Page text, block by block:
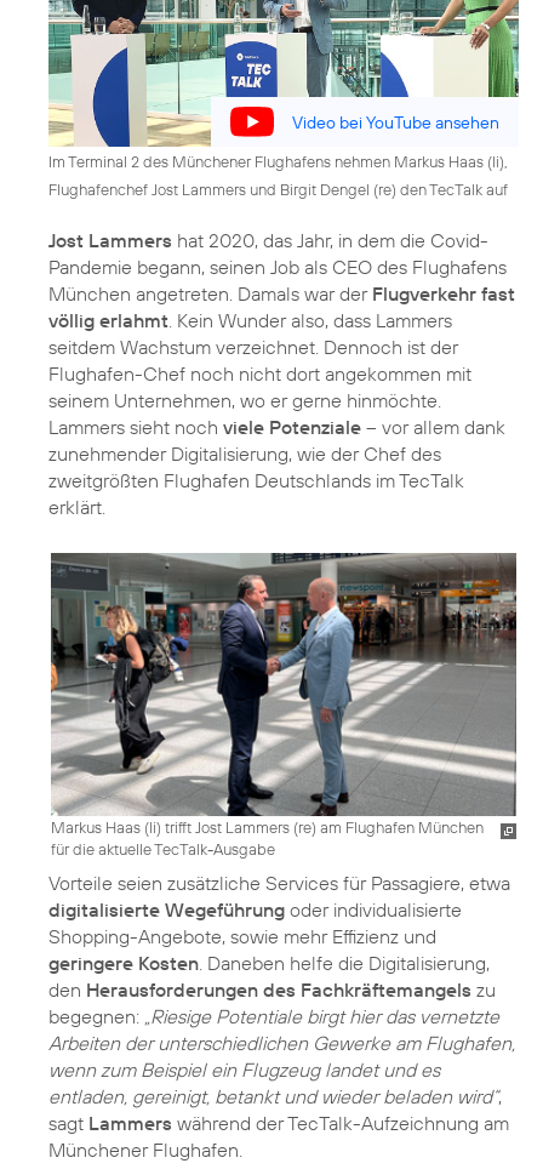
Video bei YouTube ansehen
Im Terminal 2 des Münchener Flughafens nehmen Markus Haas (li),
Flughafenchef Jost Lammers und Birgit Dengel (re) den TecTalk auf
Jost Lammers hat 2020, das Jahr, in dem die Covid-
Pandemie begann, seinen Job als CEO des Flughafens
München angetreten. Damals war der Flugverkehr fast
völlig erlahmt. Kein Wunder also, dass Lammers
seitdem Wachstum verzeichnet. Dennoch ist der
Flughafen-Chef noch nicht dort angekommen mit
seinem Unternehmen, wo er gerne hinmöchte.
Lammers sieht noch viele Potenziale – vor allem dank
zunehmender Digitalisierung, wie der Chef des
zweitgrößten Flughafen Deutschlands im TecTalk
erklärt.
Markus Haas (li) trifft Jost Lammers (re) am Flughafen München
für die aktuelle TecTalk-Ausgabe
Vorteile seien zusätzliche Services für Passagiere, etwa
digitalisierte Wegeführung oder individualisierte
Shopping-Angebote, sowie mehr Effizienz und
geringere Kosten . Daneben helfe die Digitalisierung,
den Herausforderungen des Fachkräftemangels zu
begegnen: „Riesige Potentiale birgt hier das vernetzte
Arbeiten der unterschiedlichen Gewerke am Flughafen,
wenn zum Beispiel ein Flugzeug landet und es
entladen, gereinigt, betankt und wieder beladen wird“,
sagt Lammers während der TecTalk-Aufzeichnung am
Münchener Flughafen.